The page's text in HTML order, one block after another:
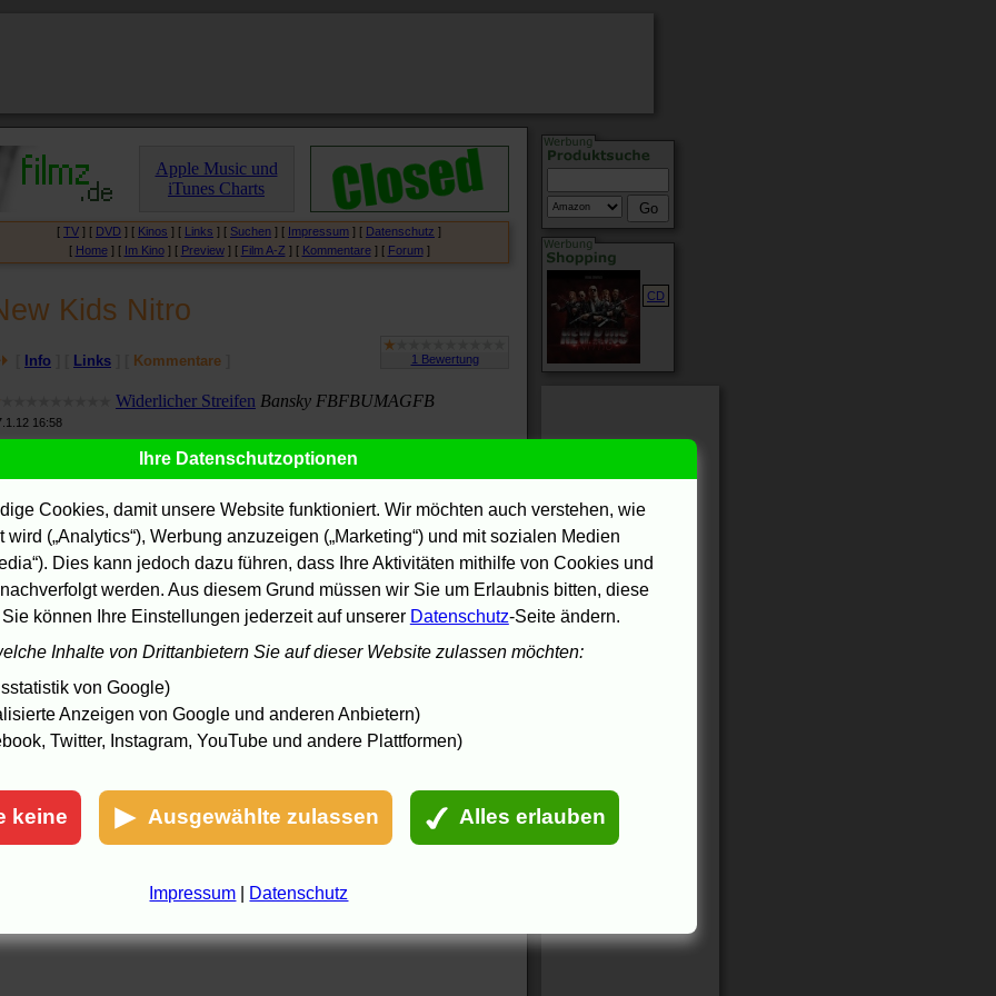
Apple Music und
iTunes Charts
[ TV ] [ DVD ] [ Kinos ] [ Links ] [ Suchen ] [ Impressum ] [ Datenschutz ]
[ Home] [ Im Kino] [ Preview] [ Film A-Z ] [ Kommentare] [ Forum]
Kids Nitro
Info Links Kommentare
Widerlicher Streifen Bansky FBFBUMAGFB
16:58
geschlossenIhre Datenschutzoptionen
Cookies, damit unsere Website funktioniert. Wir möchten auch verstehen, wie
(„Analytics“), Werbung anzuzeigen („Marketing“) und mit sozialen Medien
Dies kann jedoch dazu führen, dass Ihre Aktivitäten mithilfe von Cookies und
werden. Aus diesem Grund müssen wir Sie um Erlaubnis bitten, diese
können Ihre Einstellungen jederzeit auf unserer Datenschutz-Seite ändern.
Inhalte von Drittanbietern Sie auf dieser Website zulassen möchten:
von Google)
Anzeigen von Google und anderen Anbietern)
Twitter, Instagram, YouTube und andere Plattformen)
keine Ausgewählte zulassen Alles erlauben
Impressum Datenschutz